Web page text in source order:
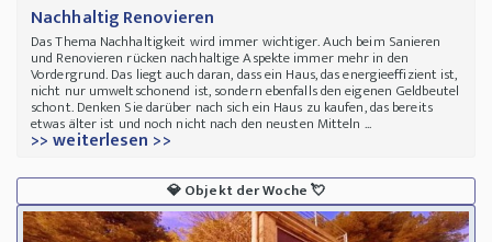
Nachhaltig Renovieren
Das Thema Nachhaltigkeit wird immer wichtiger. Auch beim Sanieren
und Renovieren rücken nachhaltige Aspekte immer mehr in den
Vordergrund. Das liegt auch daran, dass ein Haus, das energieeffizient ist,
nicht nur umweltschonend ist, sondern ebenfalls den eigenen Geldbeutel
schont. Denken Sie darüber nach sich ein Haus zu kaufen, das bereits
etwas älter ist und noch nicht nach den neusten Mitteln ...
>> weiterlesen >>
💎Objekt der Woche💘